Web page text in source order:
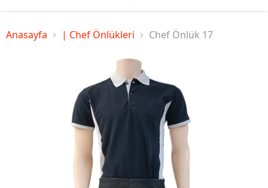
Anasayfa | Chef Önlükleri Chef Önlük 17